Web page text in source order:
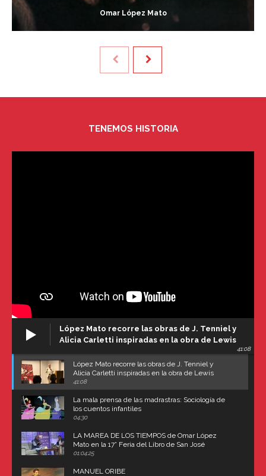
Omar López Mato
TENEMOS HISTORIA
López Mato recorre las obras de J. Tenniel y
Alicia Carletti inspiradas en la obra de Lewis
41:08
López Mato recorre las obras de J. Tenniel y
Alicia Carletti inspiradas en la obra de Lewis
Carroll
41:08
La mala prensa de las madrastras: Sociología de
los cuentos infantiles
04:30
LA MAREA DE LOS TIEMPOS de Omar López
Mato en la 17° Feria del Libro de San José
(Uruguay)
01:04:25
MANUEL ORIBE